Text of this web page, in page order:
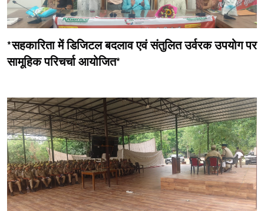
*सहकारिता में डिजिटल बदलाव एवं संतुलित उर्वरक उपयोग पर
सामूहिक परिचर्चा आयोजित*